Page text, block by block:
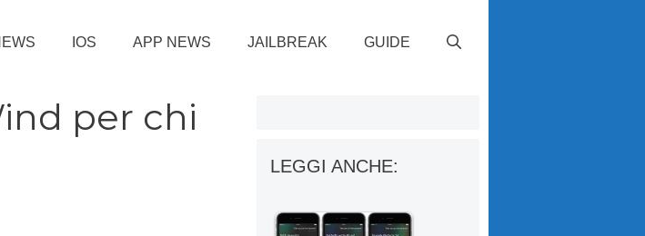
IOS APP NEWS JAILBREAK GUIDE
per chi
LEGGI ANCHE: